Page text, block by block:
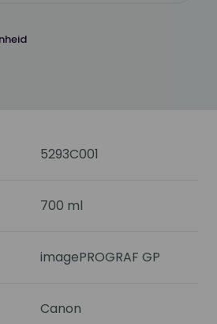
5293C001
700 ml
imagePROGRAF GP
Canon